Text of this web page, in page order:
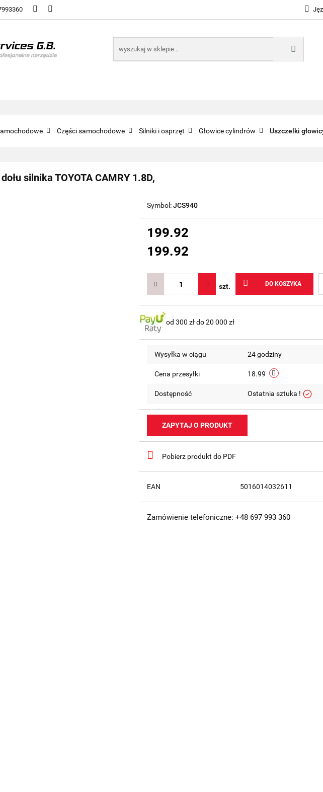
UKŁADY PALIWOWE
KOMPONENTY ELEKTRONICZNE B2B
Części samochodowe Silniki i osprzęt Głowice cylindrów Uszczelki
silnika TOYOTA CAMRY 1.8D,
Symbol:JCS940
199.92
199.92
szt. DO KOSZYKA
od 300 zł do 20 000 zł
Wysyłka w ciągu 24 godziny
Cena przesyłki 18.99
Dostępność Ostatnia sztuka !
ZAPYTAJ O PRODUKT
Pobierz produkt do PDF
EAN 5016014032611
Zamówienie telefoniczne: +48 697 993 360